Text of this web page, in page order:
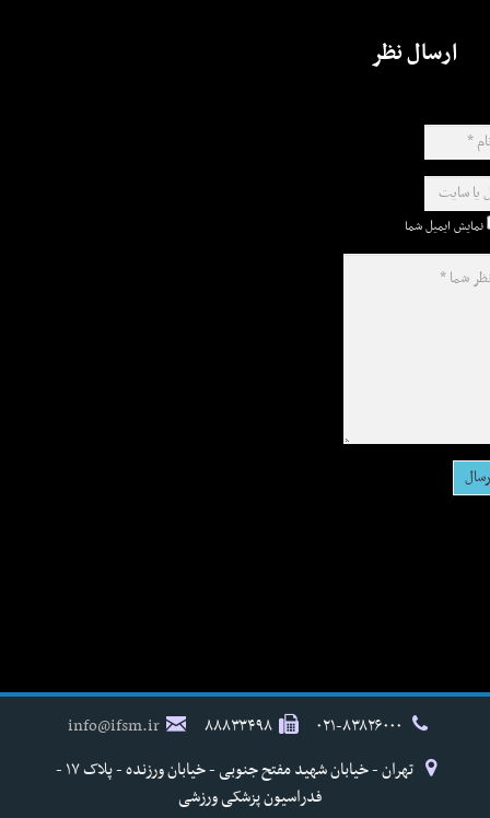
ارسال نظر
نمایش ایمیل شما
۸۸۸۳۳۴۹۸
info@ifsm.ir
تهران - خیابان شهید مفتح جنوبی - خیابان ورزنده - پلاک ۱۷ -
فدراسیون پزشکی ورزشی